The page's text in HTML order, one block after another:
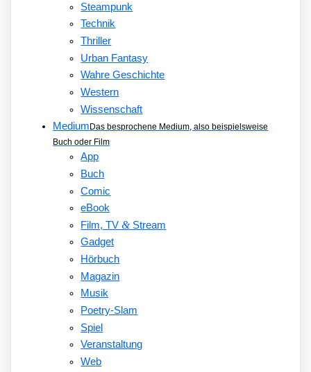
Steampunk
Technik
Thriller
Urban Fantasy
Wahre Geschichte
Western
Wissenschaft
Medium Das besprochene Medium, also beispielsweise
Buch oder Film
App
Buch
Comic
eBook
Film, TV&Stream
Gadget
Hörbuch
Magazin
Musik
Poetry-Slam
Spiel
Veranstaltung
Web